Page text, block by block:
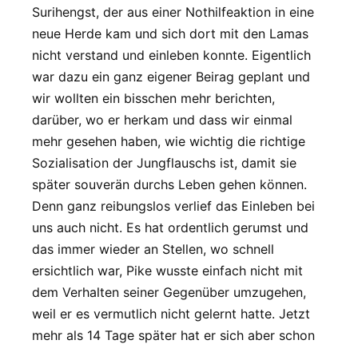
Surihengst, der aus einer Nothilfeaktion in eine
neue Herde kam und sich dort mit den Lamas
nicht verstand und einleben konnte. Eigentlich
war dazu ein ganz eigener Beirag geplant und
wir wollten ein bisschen mehr berichten,
darüber, wo er herkam und dass wir einmal
mehr gesehen haben, wie wichtig die richtige
Sozialisation der Jungflauschs ist, damit sie
später souverän durchs Leben gehen können.
Denn ganz reibungslos verlief das Einleben bei
uns auch nicht. Es hat ordentlich gerumst und
das immer wieder an Stellen, wo schnell
ersichtlich war, Pike wusste einfach nicht mit
dem Verhalten seiner Gegenüber umzugehen,
weil er es vermutlich nicht gelernt hatte. Jetzt
mehr als 14 Tage später hat er sich aber schon